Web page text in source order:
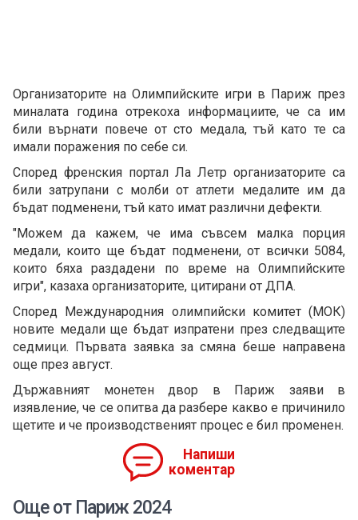
Организаторите на Олимпийските игри в Париж през
миналата година отрекоха информациите, че са им
били върнати повече от сто медала, тъй като те са
имали поражения по себе си.
Според френския портал Ла Летр организаторите са
били затрупани с молби от атлети медалите им да
бъдат подменени, тъй като имат различни дефекти.
"Можем да кажем, че има съвсем малка порция
медали, които ще бъдат подменени, от всички 5084,
които бяха раздадени по време на Олимпийските
игри", казаха организаторите, цитирани от ДПА.
Според Международния олимпийски комитет (МОК)
новите медали ще бъдат изпратени през следващите
седмици. Първата заявка за смяна беше направена
още през август.
Държавният монетен двор в Париж заяви в
изявление, че се опитва да разбере какво е причинило
щетите и че производственият процес е бил променен.
Напиши
коментар
Още от Париж 2024